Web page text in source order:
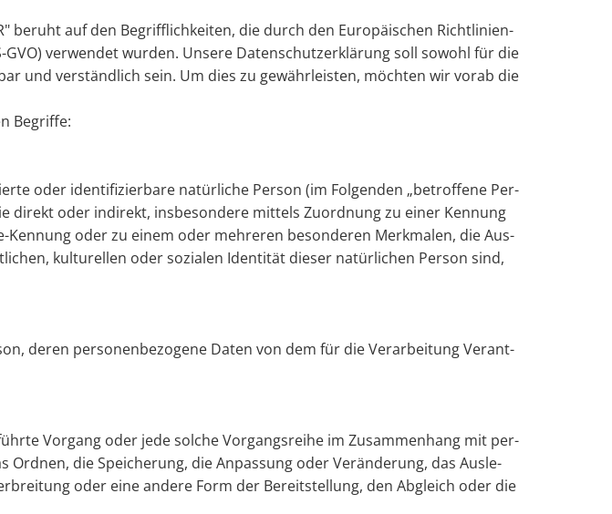
be­ruht auf den Be­griff­lich­kei­ten, die durch den Eu­ro­päi­schen Richt­li­ni­en-
ver­wen­det wur­den. Un­se­re Da­ten­schutz­er­klä­rung soll so­wohl für die
und ver­ständ­lich sein. Um dies zu ge­währ­leis­ten, möch­ten wir vorab die
Be­grif­fe:
oder iden­ti­fi­zier­ba­re na­tür­li­che Per­son (im Fol­gen­den „be­trof­fe­ne Per­
di­rekt oder in­di­rekt, ins­be­son­de­re mit­tels Zu­ord­nung zu einer Ken­nung
oder zu einem oder meh­re­ren be­son­de­ren Merk­ma­len, die Aus­
kul­tu­rel­len oder so­zia­len Iden­ti­tät die­ser na­tür­li­chen Per­son sind,
deren per­so­nen­be­zo­ge­ne Daten von dem für die Ver­ar­bei­tung Ver­ant­
Vor­gang oder jede sol­che Vor­gangs­rei­he im Zu­sam­men­hang mit per­
Ord­nen, die Spei­che­rung, die An­pas­sung oder Ver­än­de­rung, das Aus­le­
oder eine an­de­re Form der Be­reit­stel­lung, den Ab­gleich oder die